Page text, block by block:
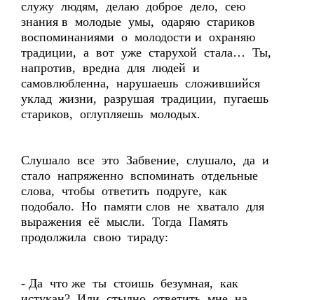
служу людям, делаю доброе дело, сею
знания в молодые умы, одаряю стариков
воспоминаниями о молодости и охраняю
традиции, а вот уже старухой стала… Ты,
напротив, вредна для людей и
самовлюбленна, нарушаешь сложившийся
уклад жизни, разрушая традиции, пугаешь
стариков, оглупляешь молодых.
Слушало все это Забвение, слушало, да и
стало напряженно вспоминать отдельные
слова, чтобы ответить подруге, как
подобало. Но памяти слов не хватало для
выражения её мысли. Тогда Память
продолжила свою тираду:
- Да что же ты стоишь безумная, как